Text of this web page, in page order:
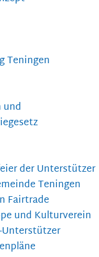
Teningen
und
der Unterstützer
Teningen
Fairtrade
und Kulturverein
Unterstützer